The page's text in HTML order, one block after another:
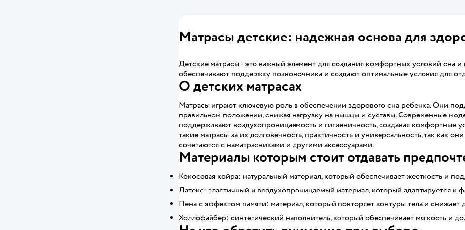
Матрасы детские: надежная основа для
Детские матрасы - это важный элемент для создания комфортных условий сна
обеспечивают поддержку позвоночника и создают оптимальные условия для
О детских матрасах
Матрасы играют ключевую роль в обеспечении здорового сна ребенка. Они
правильном положении, снижая нагрузку на мышцы и суставы. Современные
поддерживают воздухопроницаемость и гигиеничность, создавая комфортные
такие матрасы за их долговечность, практичность и универсальность, так как
сочетаются с наматрасниками и другими аксессуарами.
Материалы которым стоит отдавать
Кокосовая койра: натуральный материал, который обеспечивает жесткость и
Латекс: эластичный и воздухопроницаемый материал, который адаптируется к
Пена с эффектом памяти: материал, который повторяет контуры тела и снижает
Холлофайбер: синтетический наполнитель, который обеспечивает мягкость и